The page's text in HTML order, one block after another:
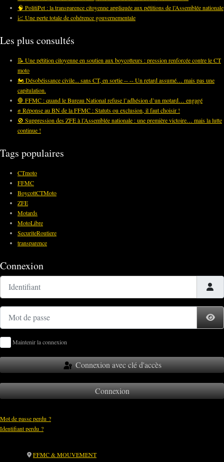
🧠 PolitiPet : la transparence citoyenne appliquée aux pétitions de l’Assemblée nationale
📈 Une perte totale de cohérence gouvernementale
Les plus consultés
📝 Une pétition citoyenne en soutien aux boycotteurs : pression renforcée contre le CT
moto
🏍️ Désobéissance civile... sans CT, en sortie -- -- Un retard assumé… mais pas une
capitulation.
🛑 FFMC : quand le Bureau National refuse l’adhésion d’un motard… engagé
✊ Réponse au BN de la FFMC : Statuts ou exclusion, il faut choisir !
🚫 Suppression des ZFE à l’Assemblée nationale : une première victoire… mais la lutte
continue !
Tags populaires
CTmoto
FFMC
BoycottCTMoto
ZFE
Motards
MotoLibre
SecuriteRoutiere
transparence
Connexion
Identifiant
Mot de passe
Maintenir la connexion
Connexion avec clé d'accès
Connexion
Mot de passe perdu ?
Identifiant perdu ?
FFMC & MOUVEMENT